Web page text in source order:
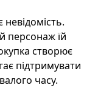
персонаж їй
створює
підтримувати
часу.